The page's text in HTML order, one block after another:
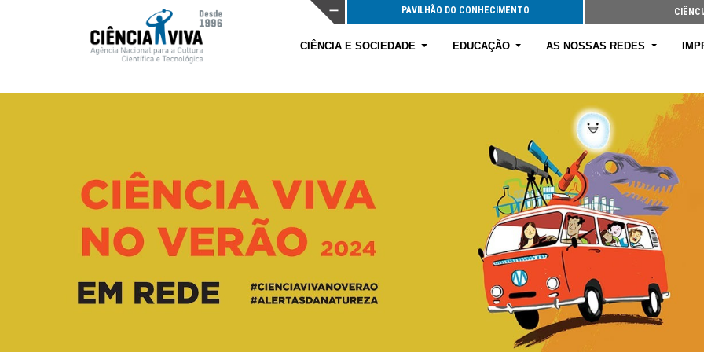
PAVILHÃO DO CONHECIMENTO
CIÊNCIA E SOCIEDADE EDUCAÇÃO AS NOSSAS REDES